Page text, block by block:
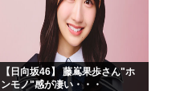
【日向坂46】 藤嶌果歩さん"ホ
ンモノ"感が凄い・・・